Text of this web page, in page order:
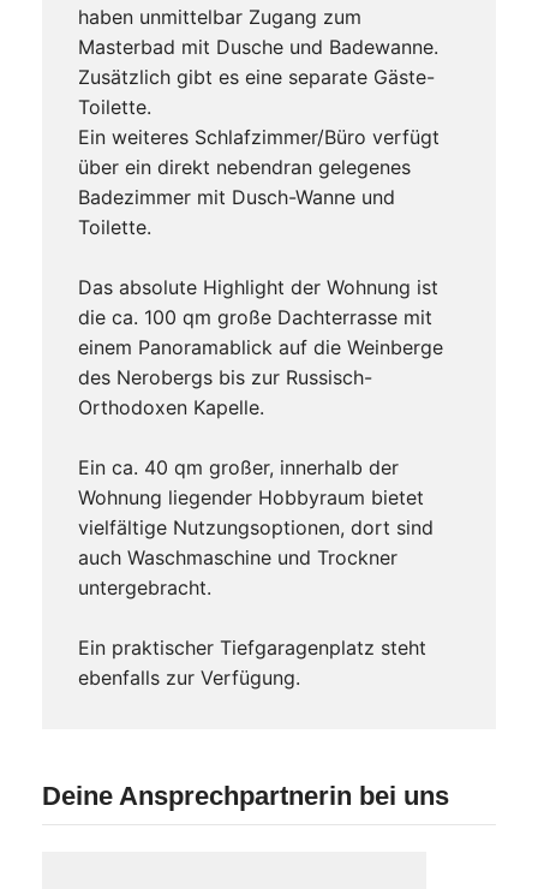
haben unmittelbar Zugang zum
Masterbad mit Dusche und Badewanne.
Zusätzlich gibt es eine separate Gäste-
Toilette.
Ein weiteres Schlafzimmer/Büro verfügt
über ein direkt nebendran gelegenes
Badezimmer mit Dusch-Wanne und
Toilette.
Das absolute Highlight der Wohnung ist
die ca. 100 qm große Dachterrasse mit
einem Panoramablick auf die Weinberge
des Nerobergs bis zur Russisch-
Orthodoxen Kapelle.
Ein ca. 40 qm großer, innerhalb der
Wohnung liegender Hobbyraum bietet
vielfältige Nutzungsoptionen, dort sind
auch Waschmaschine und Trockner
untergebracht.
Ein praktischer Tiefgaragenplatz steht
ebenfalls zur Verfügung.
Deine Ansprechpartnerin bei uns